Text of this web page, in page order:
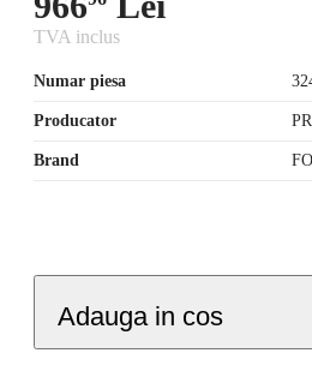
TVA inclus
Numar piesa
Producator
Brand
Adauga in cos